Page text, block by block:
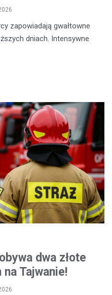
zapowiadają gwałtowne
dniach. Intensywne
dwa złote
Tajwanie!